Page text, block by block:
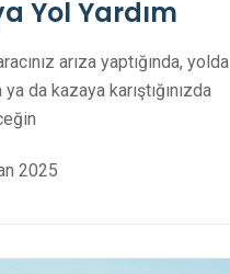
Yol Yardım
arıza yaptığında, yolda
ya da kazaya karıştığınızda
2025